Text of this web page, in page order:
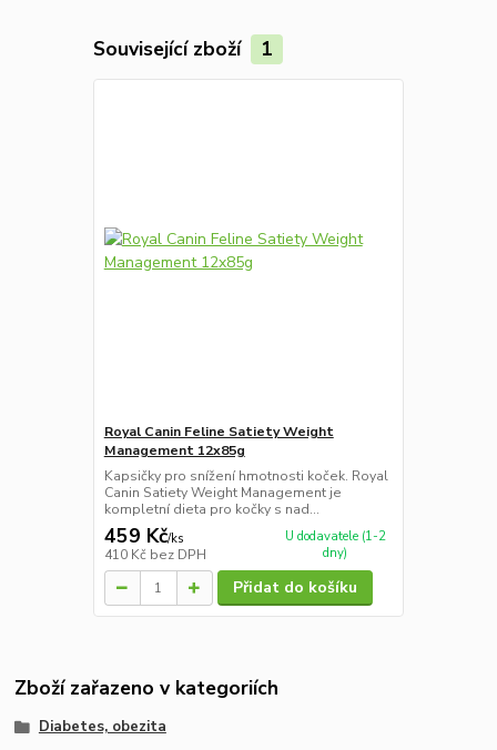
Související zboží 1
Royal Canin Feline Satiety Weight
Management 12x85g
Kapsičky pro snížení hmotnosti koček. Royal
Canin Satiety Weight Management je
kompletní dieta pro kočky s nad...
459 Kč/ks
410 Kč bez DPH
U dodavatele (1-2
dny)
Přidat do košíku
Zboží zařazeno v kategoriích
Diabetes, obezita